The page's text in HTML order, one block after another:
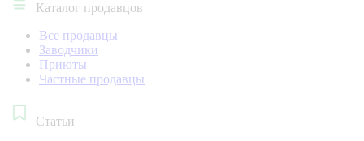
Каталог продавцов
Все продавцы
Заводчики
Приюты
Частные продавцы
Статьи